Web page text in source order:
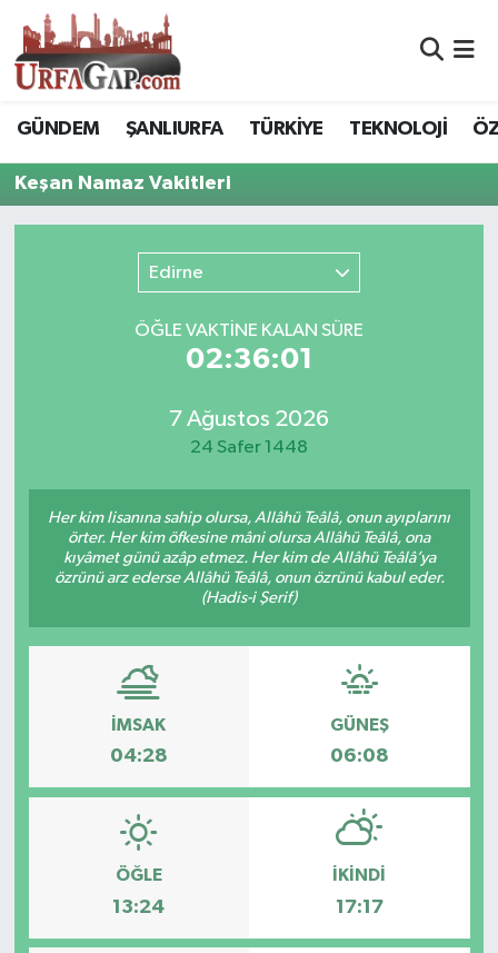
GÜNDEM ŞANLIURFA TÜRKİYE TEKNOLOJİ
Keşan Namaz Vakitleri
Edirne
ÖĞLE VAKTİNE KALAN SÜRE
02:36:01
7 Ağustos 2026
24 Safer 1448
Her kim lisanına sahip olursa, Allâhü Teâlâ, onun ayıplarını
örter. Her kim öfkesine mâni olursa Allâhü Teâlâ, ona
kıyâmet günü azâp etmez. Her kim de Allâhü Teâlâ’ya
özrünü arz ederse Allâhü Teâlâ, onun özrünü kabul eder.
(Hadis-i Şerif)
İMSAK
04:28
GÜNEŞ
06:08
ÖĞLE
13:24
İKINDI
17:17
Nöbetçi Eczaneler
Hava Durumu
Trafik Durumu
Tüm Manşetler
Son Dakika Haberleri